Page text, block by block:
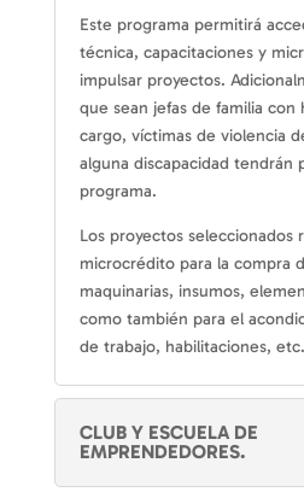
Este programa permitirá
técnica, capacitaciones y
impulsar proyectos.
que sean jefas de familia con
cargo, víctimas de violencia
alguna discapacidad tendrán
programa.
Los proyectos seleccionados
microcrédito para la compra
maquinarias, insumos,
como también para el
de trabajo, habilitaciones, etc.
CLUB Y ESCUELA DE
EMPRENDEDORES.